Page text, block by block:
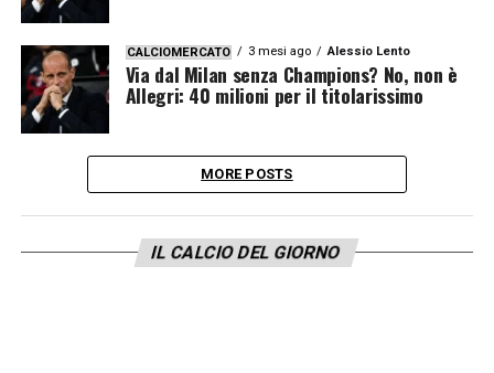
CALCIOMERCATO 3 mesi ago Alessio Lento
Via dal Milan senza Champions? No, non è
Allegri: 40 milioni per il titolarissimo
MORE POSTS
IL CALCIO DEL GIORNO